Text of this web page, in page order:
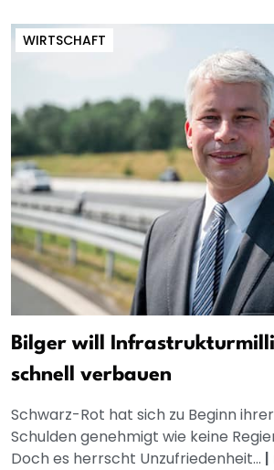
WIRTSCHAFT
Bilger will
schnell verbauen
Schwarz-Rot hat sich zu Beginn
Schulden genehmigt wie keine
Doch es herrscht Unzufriedenheit... |